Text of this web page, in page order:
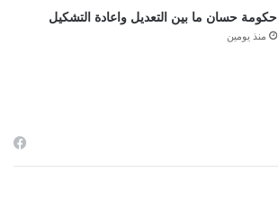
حكومة حسان ما بين التعديل واعادة التشكيل
منذ يومين